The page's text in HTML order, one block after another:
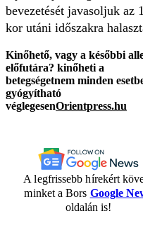
bevezetését javasoljuk az
kor utáni időszakra
Kinőhető, vagy a későbbi
előfutára? kinőheti a
betegségetnem minden
gyógyítható
véglegesenOrientpress.hu
A legfrissebb hírekért
minket a Bors Google
oldalán is!